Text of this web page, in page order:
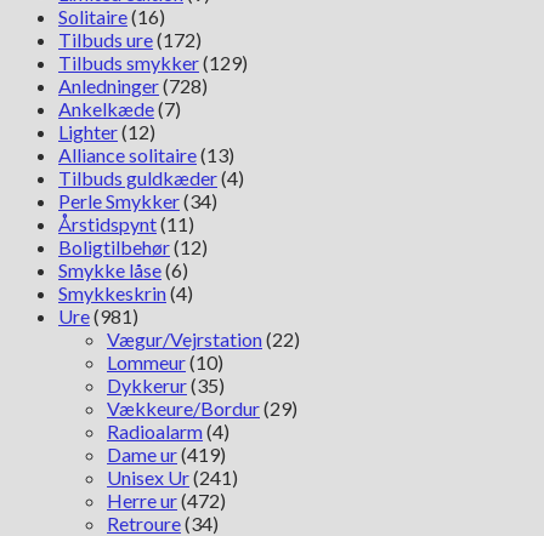
Solitaire(16)
Tilbuds ure(172)
Tilbuds smykker(129)
Anledninger(728)
Ankelkæde(7)
Lighter(12)
Alliance solitaire(13)
Tilbuds guldkæder(4)
Perle Smykker(34)
Årstidspynt(11)
Boligtilbehør(12)
Smykke låse(6)
Smykkeskrin(4)
Ure(981)
Vægur/Vejrstation(22)
Lommeur(10)
Dykkerur(35)
Vækkeure/Bordur(29)
Radioalarm(4)
Dame ur(419)
Unisex Ur(241)
Herre ur(472)
Retroure(34)